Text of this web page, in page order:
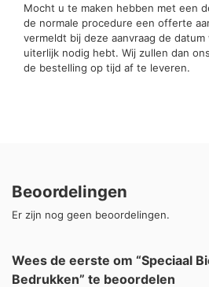
Mocht u te maken hebben met een
de normale procedure een offerte
vermeldt bij deze aanvraag de
uiterlijk nodig hebt. Wij zullen dan
de bestelling op tijd af te leveren.
Beoordelingen
Er zijn nog geen beoordelingen.
Wees de eerste om “Speciaal
Bedrukken” te beoordelen